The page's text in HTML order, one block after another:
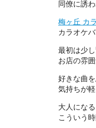
同僚に誘
梅ヶ丘 カ
カラオケ
最初は少
お店の雰
好きな曲
気持ちが
大人にな
こういう